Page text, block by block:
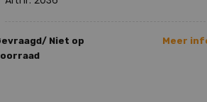
Niet op
Meer